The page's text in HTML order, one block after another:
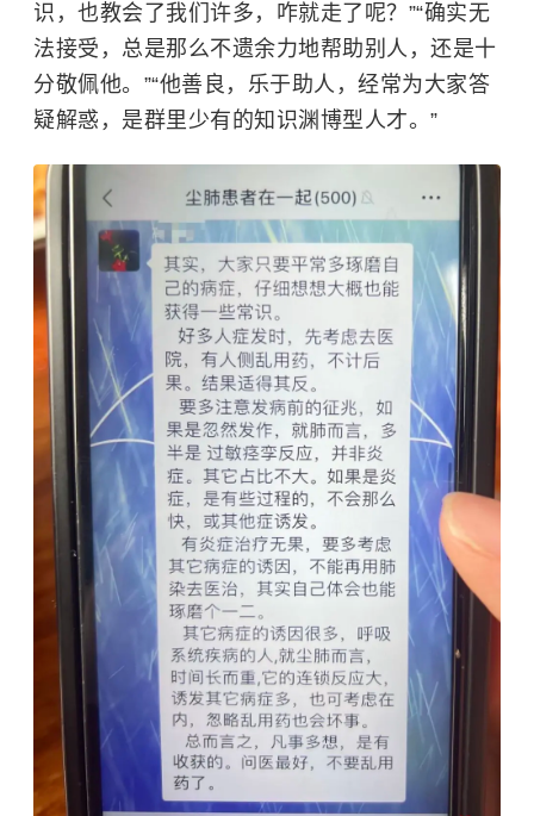
识，也教会了我们许多，咋就走了呢？”“确实无
法接受，总是那么不遗余力地帮助别人，还是十
分敬佩他。”“他善良，乐于助人，经常为大家答
疑解惑，是群里少有的知识渊博型人才。”